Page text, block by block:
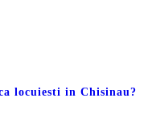
locuiesti in Chisinau?